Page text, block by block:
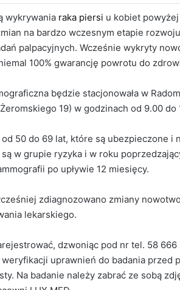
wykrywania raka piersi u kobiet
na bardzo wczesnym etapie
palpacyjnych. Wcześnie wykryty
100% gwarancję powrotu do
będzie stacjonowała w
19) w godzinach od 9.00 do
50 do 69 lat, które są ubezpieczone i
w grupie ryzyka i w roku
po upływie 12 miesięcy.
zdiagnozowano zmiany
lekarskiego.
dzwoniąc pod nr tel. 58
weryfikacji uprawnień do badania przed
Na badanie należy zabrać ze sobą